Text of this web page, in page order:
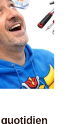
quotidien